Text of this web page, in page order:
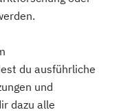
du ausführliche
und
dazu alle